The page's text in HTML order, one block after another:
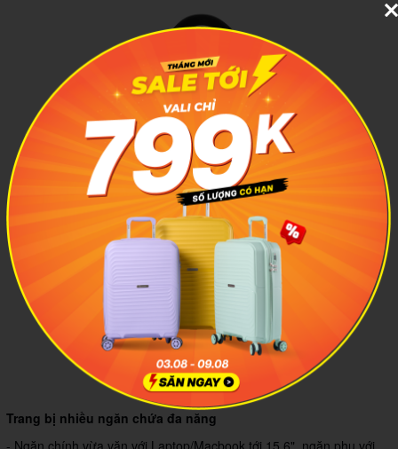
Trang bị nhiều ngăn chứa đa năng